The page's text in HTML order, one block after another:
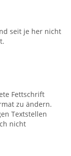
seit je her nicht
Fettschrift
zu ändern.
Textstellen
nicht